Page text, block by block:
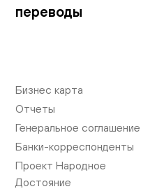
переводы
Бизнес карта
Отчеты
Генеральное соглашение
Банки-корреспонденты
Проект Народное
Достояние